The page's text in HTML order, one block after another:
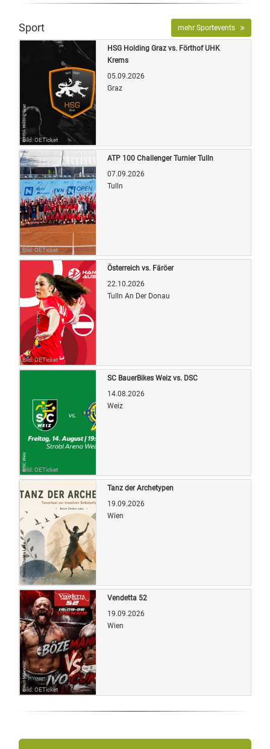
Sport mehr Sportevents
Bild: OETicket
HSG Holding Graz vs. Förthof UHK
Krems
05.09.2026
Graz
Bild: OETicket
ATP 100 Challenger Turnier Tulln
07.09.2026
Tulln
Bild: OETicket
Österreich vs. Färöer
22.10.2026
Tulln An Der Donau
Bild: OETicket
SC BauerBikes Weiz vs. DSC
14.08.2026
Weiz
Bild: OETicket
Tanz der Archetypen
19.09.2026
Wien
Bild: OETicket
Vendetta 52
19.09.2026
Wien